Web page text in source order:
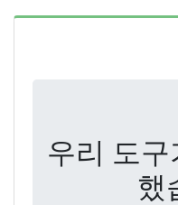
우리 도
했